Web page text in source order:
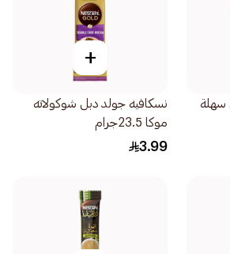
سهلة
+
نسكافيه جولد دبل شوكولاته
موكا 23.5جرام
3.99